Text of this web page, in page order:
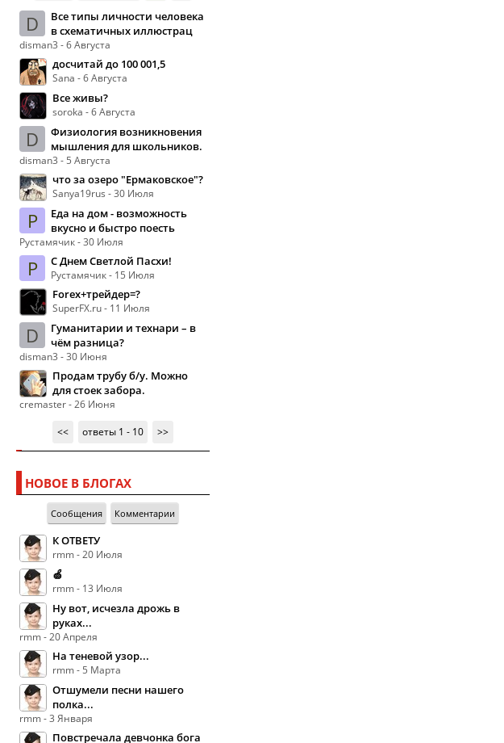
D
Все типы личности человека
в схематичных иллюстрац
disman3 - 6 Августа
досчитай до 100 001,5
Sana - 6 Августа
Все живы?
soroka - 6 Августа
D
Физиология возникновения
мышления для школьников.
disman3 - 5 Августа
что за озеро "Ермаковское"?
Sanya19rus - 30 Июля
Р
Еда на дом - возможность
вкусно и быстро поесть
Рустамячик - 30 Июля
Р С Днем Светлой Пасхи!
Рустамячик - 15 Июля
Forex+трейдер=?
SuperFX.ru - 11 Июля
D
Гуманитарии и технари – в
чём разница?
disman3 - 30 Июня
Продам трубу б/у. Можно
для стоек забора.
cremaster - 26 Июня
<<
ответы 1 - 10 >>
НОВОЕ В БЛОГАХ
Сообщения Комментарии
К ОТВЕТУ
rmm - 20 Июля
🍏
rmm - 13 Июля
Ну вот, исчезла дрожь в
руках...
rmm - 20 Апреля
На теневой узор...
rmm - 5 Марта
Отшумели песни нашего
полка...
rmm - 3 Января
Повстречала девчонка бога